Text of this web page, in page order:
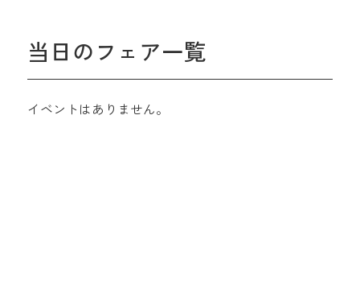
当日のフェア一覧
イベントはありません。